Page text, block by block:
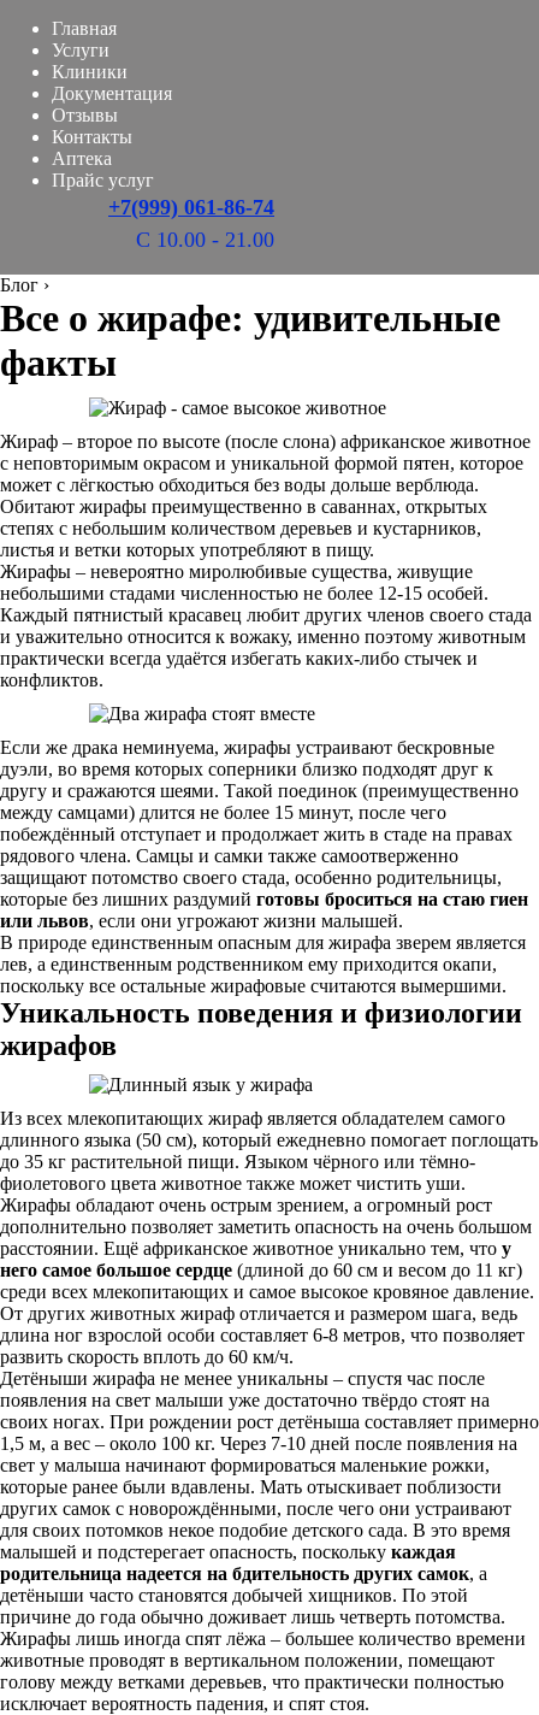
Главная
Услуги
Клиники
Документация
Отзывы
Контакты
Аптека
Прайс услуг
+7(999) 061-86-74
С 10.00 - 21.00
Блог ›
Все о жирафе: удивительные
факты
Жираф – второе по высоте (после слона) африканское животное
с неповторимым окрасом и уникальной формой пятен, которое
может с лёгкостью обходиться без воды дольше верблюда.
Обитают жирафы преимущественно в саваннах, открытых
степях с небольшим количеством деревьев и кустарников,
листья и ветки которых употребляют в пищу.
Жирафы – невероятно миролюбивые существа, живущие
небольшими стадами численностью не более 12-15 особей.
Каждый пятнистый красавец любит других членов своего стада
и уважительно относится к вожаку, именно поэтому животным
практически всегда удаётся избегать каких-либо стычек и
конфликтов.
Если же драка неминуема, жирафы устраивают бескровные
дуэли, во время которых соперники близко подходят друг к
другу и сражаются шеями. Такой поединок (преимущественно
между самцами) длится не более 15 минут, после чего
побеждённый отступает и продолжает жить в стаде на правах
рядового члена. Самцы и самки также самоотверженно
защищают потомство своего стада, особенно родительницы,
которые без лишних раздумий готовы броситься на стаю гиен
или львов, если они угрожают жизни малышей.
В природе единственным опасным для жирафа зверем является
лев, а единственным родственником ему приходится окапи,
поскольку все остальные жирафовые считаются вымершими.
Уникальность поведения и физиологии
жирафов
Из всех млекопитающих жираф является обладателем самого
длинного языка (50 см), который ежедневно помогает поглощать
до 35 кг растительной пищи. Языком чёрного или тёмно-
фиолетового цвета животное также может чистить уши.
Жирафы обладают очень острым зрением, а огромный рост
дополнительно позволяет заметить опасность на очень большом
расстоянии. Ещё африканское животное уникально тем, что у
него самое большое сердце (длиной до 60 см и весом до 11 кг)
среди всех млекопитающих и самое высокое кровяное давление.
От других животных жираф отличается и размером шага, ведь
длина ног взрослой особи составляет 6-8 метров, что позволяет
развить скорость вплоть до 60 км/ч.
Детёныши жирафа не менее уникальны – спустя час после
появления на свет малыши уже достаточно твёрдо стоят на
своих ногах. При рождении рост детёныша составляет примерно
1,5 м, а вес – около 100 кг. Через 7-10 дней после появления на
свет у малыша начинают формироваться маленькие рожки,
которые ранее были вдавлены. Мать отыскивает поблизости
других самок с новорождёнными, после чего они устраивают
для своих потомков некое подобие детского сада. В это время
малышей и подстерегает опасность, поскольку каждая
родительница надеется на бдительность других самок, а
детёныши часто становятся добычей хищников. По этой
причине до года обычно доживает лишь четверть потомства.
Жирафы лишь иногда спят лёжа – большее количество времени
животные проводят в вертикальном положении, помещают
голову между ветками деревьев, что практически полностью
исключает вероятность падения, и спят стоя.